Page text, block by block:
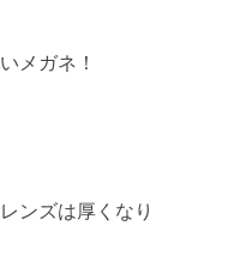
メガネ！
ンズは厚くなり